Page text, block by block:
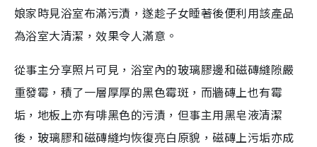
娘家時見浴室布滿污漬，遂趁子女睡著後便利用該產品
為浴室大清潔，效果令人滿意。
從事主分享照片可見，浴室內的玻璃膠邊和磁磚縫隙嚴
重發霉，積了一層厚厚的黑色霉斑，而牆磚上也有霉
垢，地板上亦有啡黑色的污漬，但事主用黑皂液清潔
後，玻璃膠和磁磚縫均恢復亮白原貌，磁磚上污垢亦成